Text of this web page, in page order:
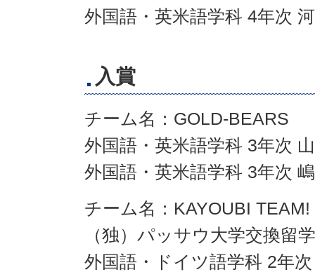
外国語・英米語学科 4年次
入賞
チーム名：GOLD-BEARS
外国語・英米語学科 3年次
外国語・英米語学科 3年次
チーム名：KAYOUBI TEAM!
（独）パッサウ大学交換留
外国語・ドイツ語学科 2年